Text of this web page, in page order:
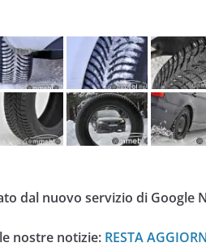
dal nuovo servizio di Google
nostre notizie: RESTA